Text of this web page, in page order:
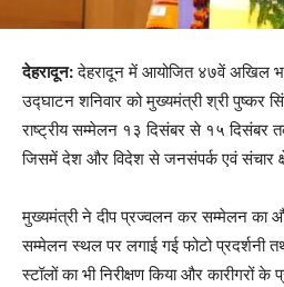
देहरादून:देहरादून में आयोजित ४७वें अखिल
उद्घाटन शनिवार को मुख्यमंत्री श्री पुष्कर
राष्ट्रीय सम्मेलन १३ दिसंबर से १५ दिसंबर
जिसमें देश और विदेश से जनसंपर्क एवं संचार
मुख्यमंत्री ने दीप प्रज्वलन कर सम्मेलन का
सम्मेलन स्थल पर लगाई गई फोटो प्रदर्शनी
स्टॉलों का भी निरीक्षण किया और कारीगरों के